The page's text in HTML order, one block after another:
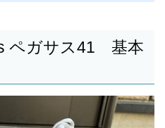
ペガサス41 基本